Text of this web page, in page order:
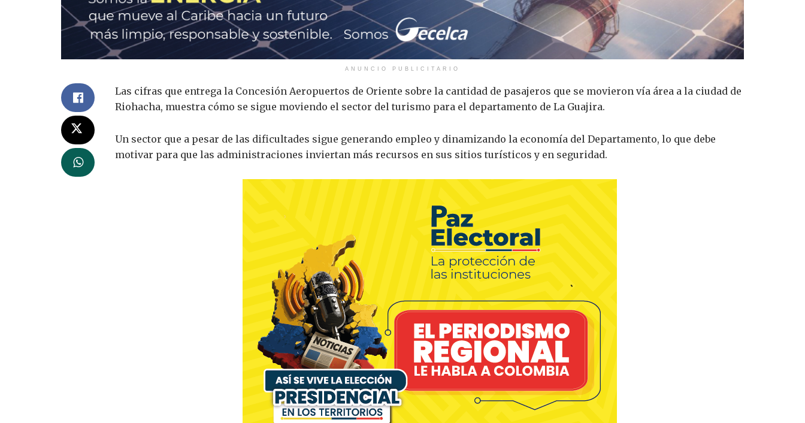
ANUNCIO PUBLICITARIO
Las cifras que entrega la Concesión Aeropuertos de Oriente sobre la cantidad de pasajeros que se movieron vía área a la ciudad de
Riohacha, muestra cómo se sigue moviendo el sector del turismo para el departamento de La Guajira.
Un sector que a pesar de las dificultades sigue generando empleo y dinamizando la economía del Departamento, lo que debe
motivar para que las administraciones inviertan más recursos en sus sitios turísticos y en seguridad.